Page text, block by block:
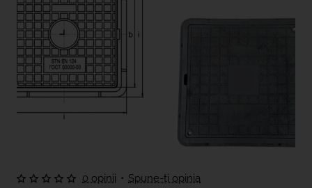
0 opinii • Spune-ţi opinia